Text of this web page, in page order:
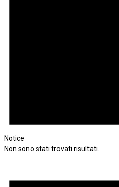
Notice
Non sono stati trovati risultati.